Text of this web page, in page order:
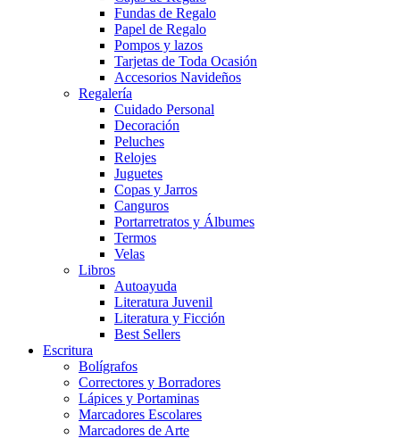
Fundas de Regalo
Papel de Regalo
Pompos y lazos
Tarjetas de Toda Ocasión
Accesorios Navideños
Regalería
Cuidado Personal
Decoración
Peluches
Relojes
Juguetes
Copas y Jarros
Canguros
Portarretratos y Álbumes
Termos
Velas
Libros
Autoayuda
Literatura Juvenil
Literatura y Ficción
Best Sellers
Escritura
Bolígrafos
Correctores y Borradores
Lápices y Portaminas
Marcadores Escolares
Marcadores de Arte